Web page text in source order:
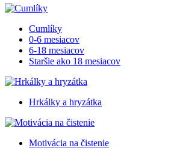
Cumlíky
0-6 mesiacov
6-18 mesiacov
Staršie ako 18 mesiacov
Hrkálky a hryzátka
Motivácia na čistenie